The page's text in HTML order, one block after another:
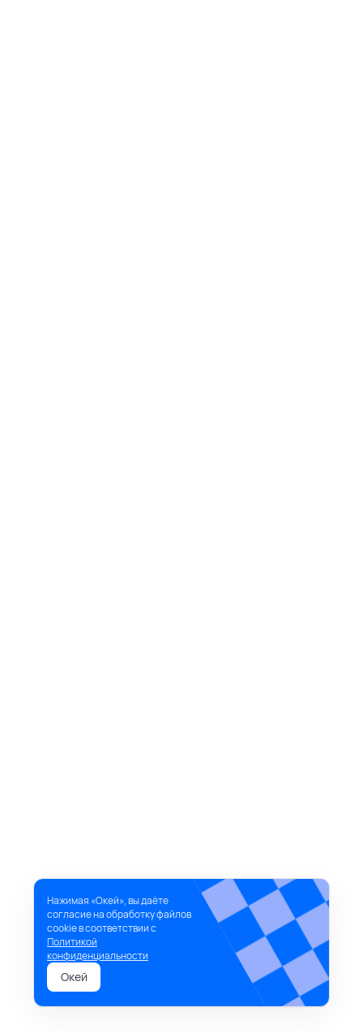
Нажимая «Окей», вы даёте
согласие на обработку файлов
cookie в соответствии с
Политикой
конфиденциальности
Окей